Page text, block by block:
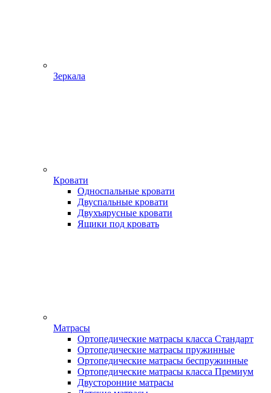
Зеркала
Кровати
Односпальные кровати
Двуспальные кровати
Двухъярусные кровати
Ящики под кровать
Матрасы
Ортопедические матрасы класса Стандарт
Ортопедические матрасы пружинные
Ортопедические матрасы беспружинные
Ортопедические матрасы класса Премиум
Двусторонние матрасы